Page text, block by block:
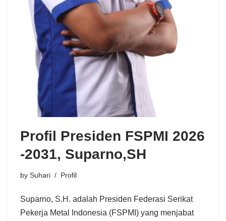
Profil Presiden FSPMI 2026
-2031, Suparno,SH
by Suhari Profil
Suparno, S.H. adalah Presiden Federasi Serikat
Pekerja Metal Indonesia (FSPMI) yang menjabat